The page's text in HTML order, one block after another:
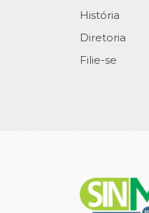
História
Diretoria
Filie-se